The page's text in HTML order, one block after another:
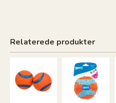
Relaterede produkter